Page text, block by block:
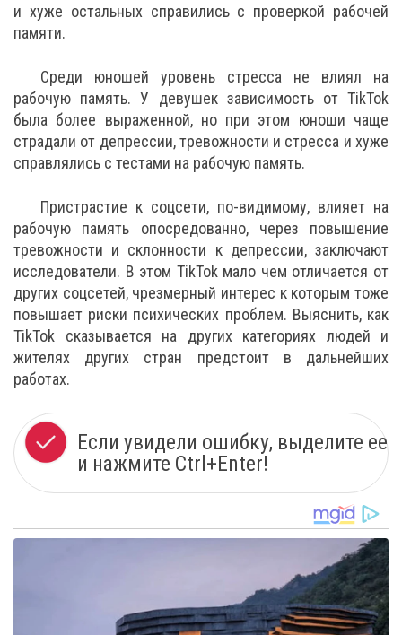
и хуже остальных справились с проверкой рабочей
памяти.
Среди юношей уровень стресса не влиял на
рабочую память. У девушек зависимость от TikTok
была более выраженной, но при этом юноши чаще
страдали от депрессии, тревожности и стресса и хуже
справлялись с тестами на рабочую память.
Пристрастие к соцсети, по-видимому, влияет на
рабочую память опосредованно, через повышение
тревожности и склонности к депрессии, заключают
исследователи. В этом TikTok мало чем отличается от
других соцсетей, чрезмерный интерес к которым тоже
повышает риски психических проблем. Выяснить, как
TikTok сказывается на других категориях людей и
жителях других стран предстоит в дальнейших
работах.
Если увидели ошибку, выделите ее
и нажмите Ctrl+Enter!